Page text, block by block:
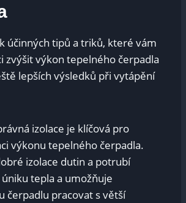
účinných tipů a triků, které vám
zvýšit výkon tepelného čerpadla
lepších výsledků při vytápění
izolace je klíčová pro
výkonu tepelného čerpadla.
izolace dutin a potrubí
tepla a umožňuje
čerpadlu pracovat s větší